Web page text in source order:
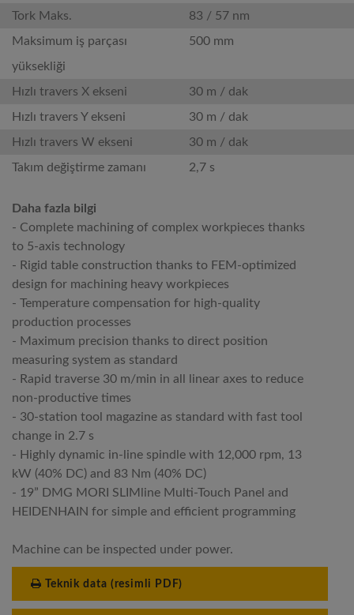
Tork Maks.
83 / 57 nm
Maksimum iş parçası
yüksekliği
500 mm
Hızlı travers X ekseni
30 m / dak
Hızlı travers Y ekseni
30 m / dak
Hızlı travers W ekseni
30 m / dak
Takım değiştirme zamanı
2,7 s
Daha fazla bilgi
- Complete machining of complex workpieces thanks
to 5-axis technology
- Rigid table construction thanks to FEM-optimized
design for machining heavy workpieces
- Temperature compensation for high-quality
production processes
- Maximum precision thanks to direct position
measuring system as standard
- Rapid traverse 30 m/min in all linear axes to reduce
non-productive times
- 30-station tool magazine as standard with fast tool
change in 2.7 s
- Highly dynamic in-line spindle with 12,000 rpm, 13
kW (40% DC) and 83 Nm (40% DC)
- 19” DMG MORI SLIMline Multi-Touch Panel and
HEIDENHAIN for simple and efficient programming
Machine can be inspected under power.
Teknik data (resimli PDF)